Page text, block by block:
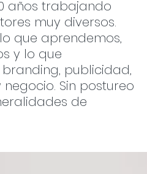
años trabajando
muy diversos.
que aprendemos,
y lo que
publicidad,
Sin postureo
de